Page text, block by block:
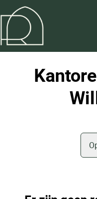
Ga naar hoofdinhoud
Willebroek (2830)